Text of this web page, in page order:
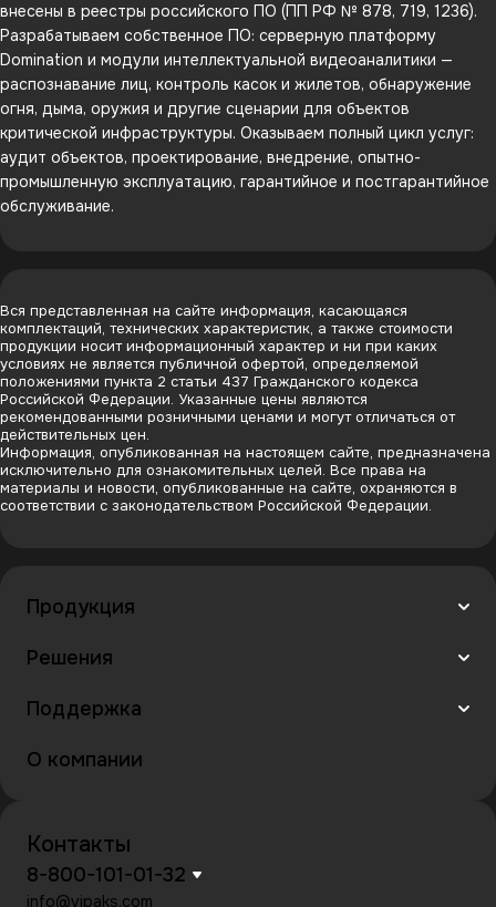
внесены в реестры российского ПО (ПП РФ № 878, 719, 1236).
Разрабатываем собственное ПО: серверную платформу
Domination и модули интеллектуальной видеоаналитики —
распознавание лиц, контроль касок и жилетов, обнаружение
огня, дыма, оружия и другие сценарии для объектов
критической инфраструктуры. Оказываем полный цикл услуг:
аудит объектов, проектирование, внедрение, опытно-
промышленную эксплуатацию, гарантийное и постгарантийное
обслуживание.
Вся представленная на сайте информация, касающаяся
комплектаций, технических характеристик, а также стоимости
продукции носит информационный характер и ни при каких
условиях не является публичной офертой, определяемой
положениями пункта 2 статьи 437 Гражданского кодекса
Российской Федерации. Указанные цены являются
рекомендованными розничными ценами и могут отличаться от
действительных цен.
Информация, опубликованная на настоящем сайте, предназначена
исключительно для ознакомительных целей. Все права на
материалы и новости, опубликованные на сайте, охраняются в
соответствии с законодательством Российской Федерации.
Продукция
Решения
Поддержка
О компании
Контакты
8-800-101-01-32
info@vipaks.com